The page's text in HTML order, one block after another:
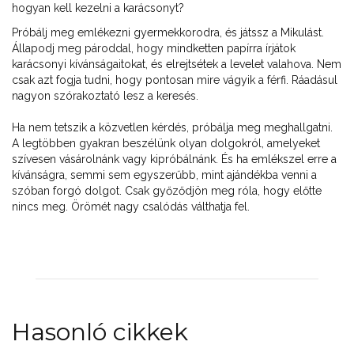
hogyan kell kezelni a karácsonyt?
Próbálj meg emlékezni gyermekkorodra, és játssz a Mikulást.
Állapodj meg pároddal, hogy mindketten papírra írjátok
karácsonyi kívánságaitokat, és elrejtsétek a levelet valahova. Nem
csak azt fogja tudni, hogy pontosan mire vágyik a férfi. Ráadásul
nagyon szórakoztató lesz a keresés.
Ha nem tetszik a közvetlen kérdés, próbálja meg meghallgatni.
A legtöbben gyakran beszélünk olyan dolgokról, amelyeket
szívesen vásárolnánk vagy kipróbálnánk. És ha emlékszel erre a
kívánságra, semmi sem egyszerűbb, mint ajándékba venni a
szóban forgó dolgot. Csak győződjön meg róla, hogy előtte
nincs meg. Örömét nagy csalódás válthatja fel.
Hasonló cikkek